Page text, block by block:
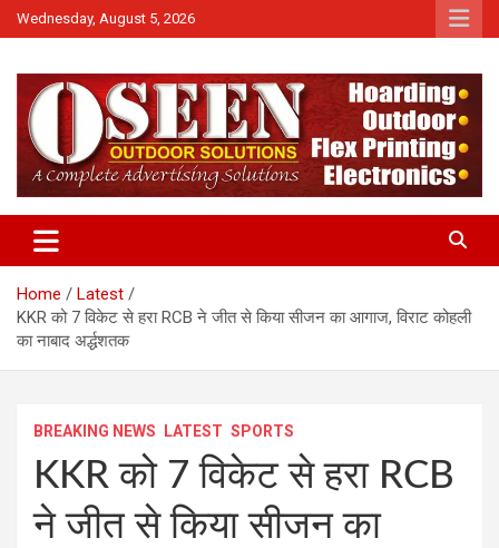
Skip
to
Wednesday, August 5, 2026
QTv India
Home
Latest
KKR को 7 विकेट से हरा RCB ने जीत से किया सीजन का आगाज, विराट कोहली
का नाबाद अर्द्धशतक
BREAKING NEWS LATEST SPORTS
KKR को 7 विकेट से हरा RCB
ने जीत से किया सीजन का